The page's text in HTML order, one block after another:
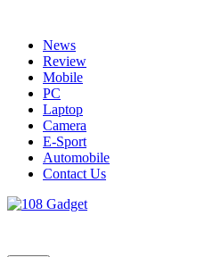
contentNews
Review
Mobile
PC
Laptop
Camera
E-Sport
Automobile
Contact Us